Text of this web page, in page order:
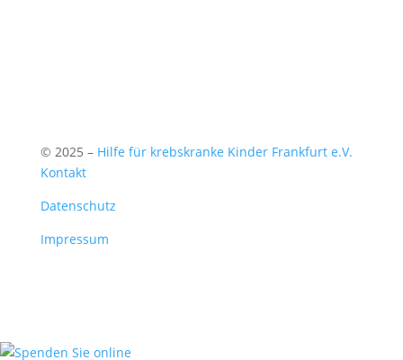
© 2025 – Hilfe für krebskranke Kinder Frankfurt e.V.
Kontakt
Datenschutz
Impressum